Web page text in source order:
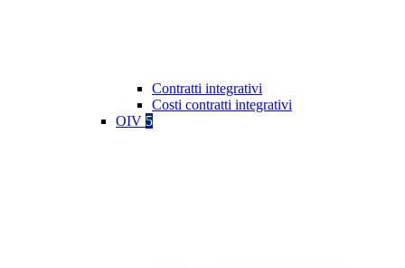
Contratti integrativi
Costi contratti integrativi
OIV 5